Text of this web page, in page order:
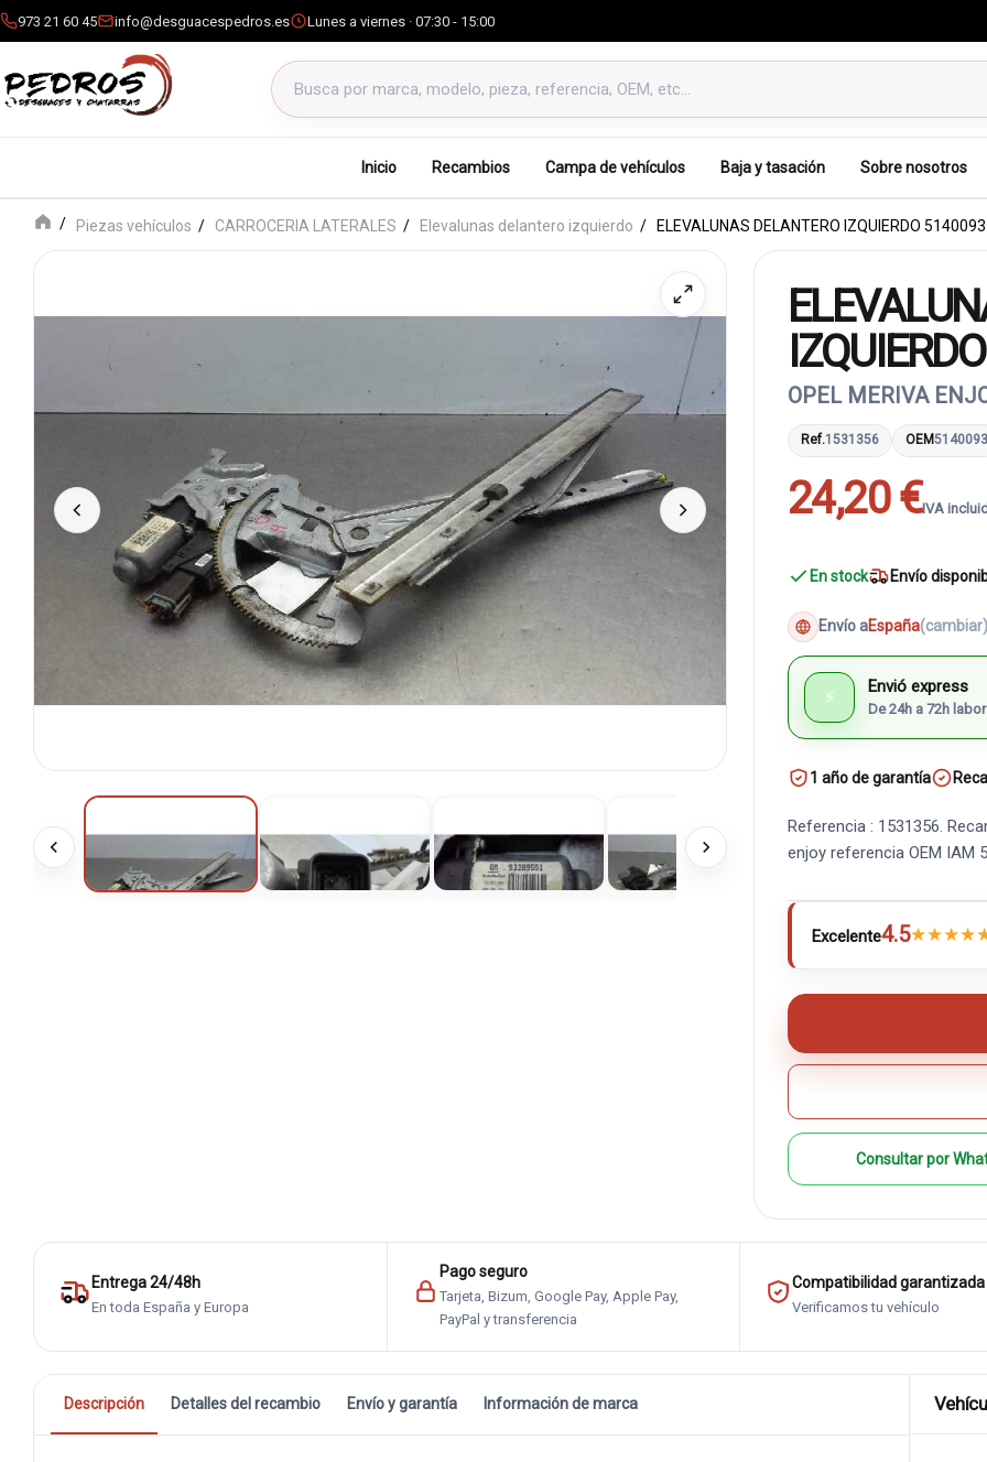
973 21 60 45 info@desguacespedros.es Lunes a viernes · 07:30 - 15:00
Buscar productos
Inicio Recambios Campa de vehículos Baja y tasación Sobre nosotros
Piezas vehículos CARROCERIA LATERALES Elevalunas delantero izquierdo ELEVALUNAS DELANTERO IZQUIERDO 5140093
OPEL MERIVA
Ref.1531356 OEM5140093
24,20 €IVA
En stock Envío
Envío aEspaña(cambiar)
⚡ Envió express
De 24h a 72h
1 año de garantía
Referencia : 1531356.
enjoy referencia OEM IAM
Excelente4.5★★★★
Consultar por
Entrega 24/48h
En toda España y Europa
Pago seguro
Tarjeta, Bizum, Google Pay, Apple Pay,
PayPal y transferencia
Compatibilidad garantizada
Verificamos tu vehículo
Descripción Detalles del recambio Envío y garantía Información de marca